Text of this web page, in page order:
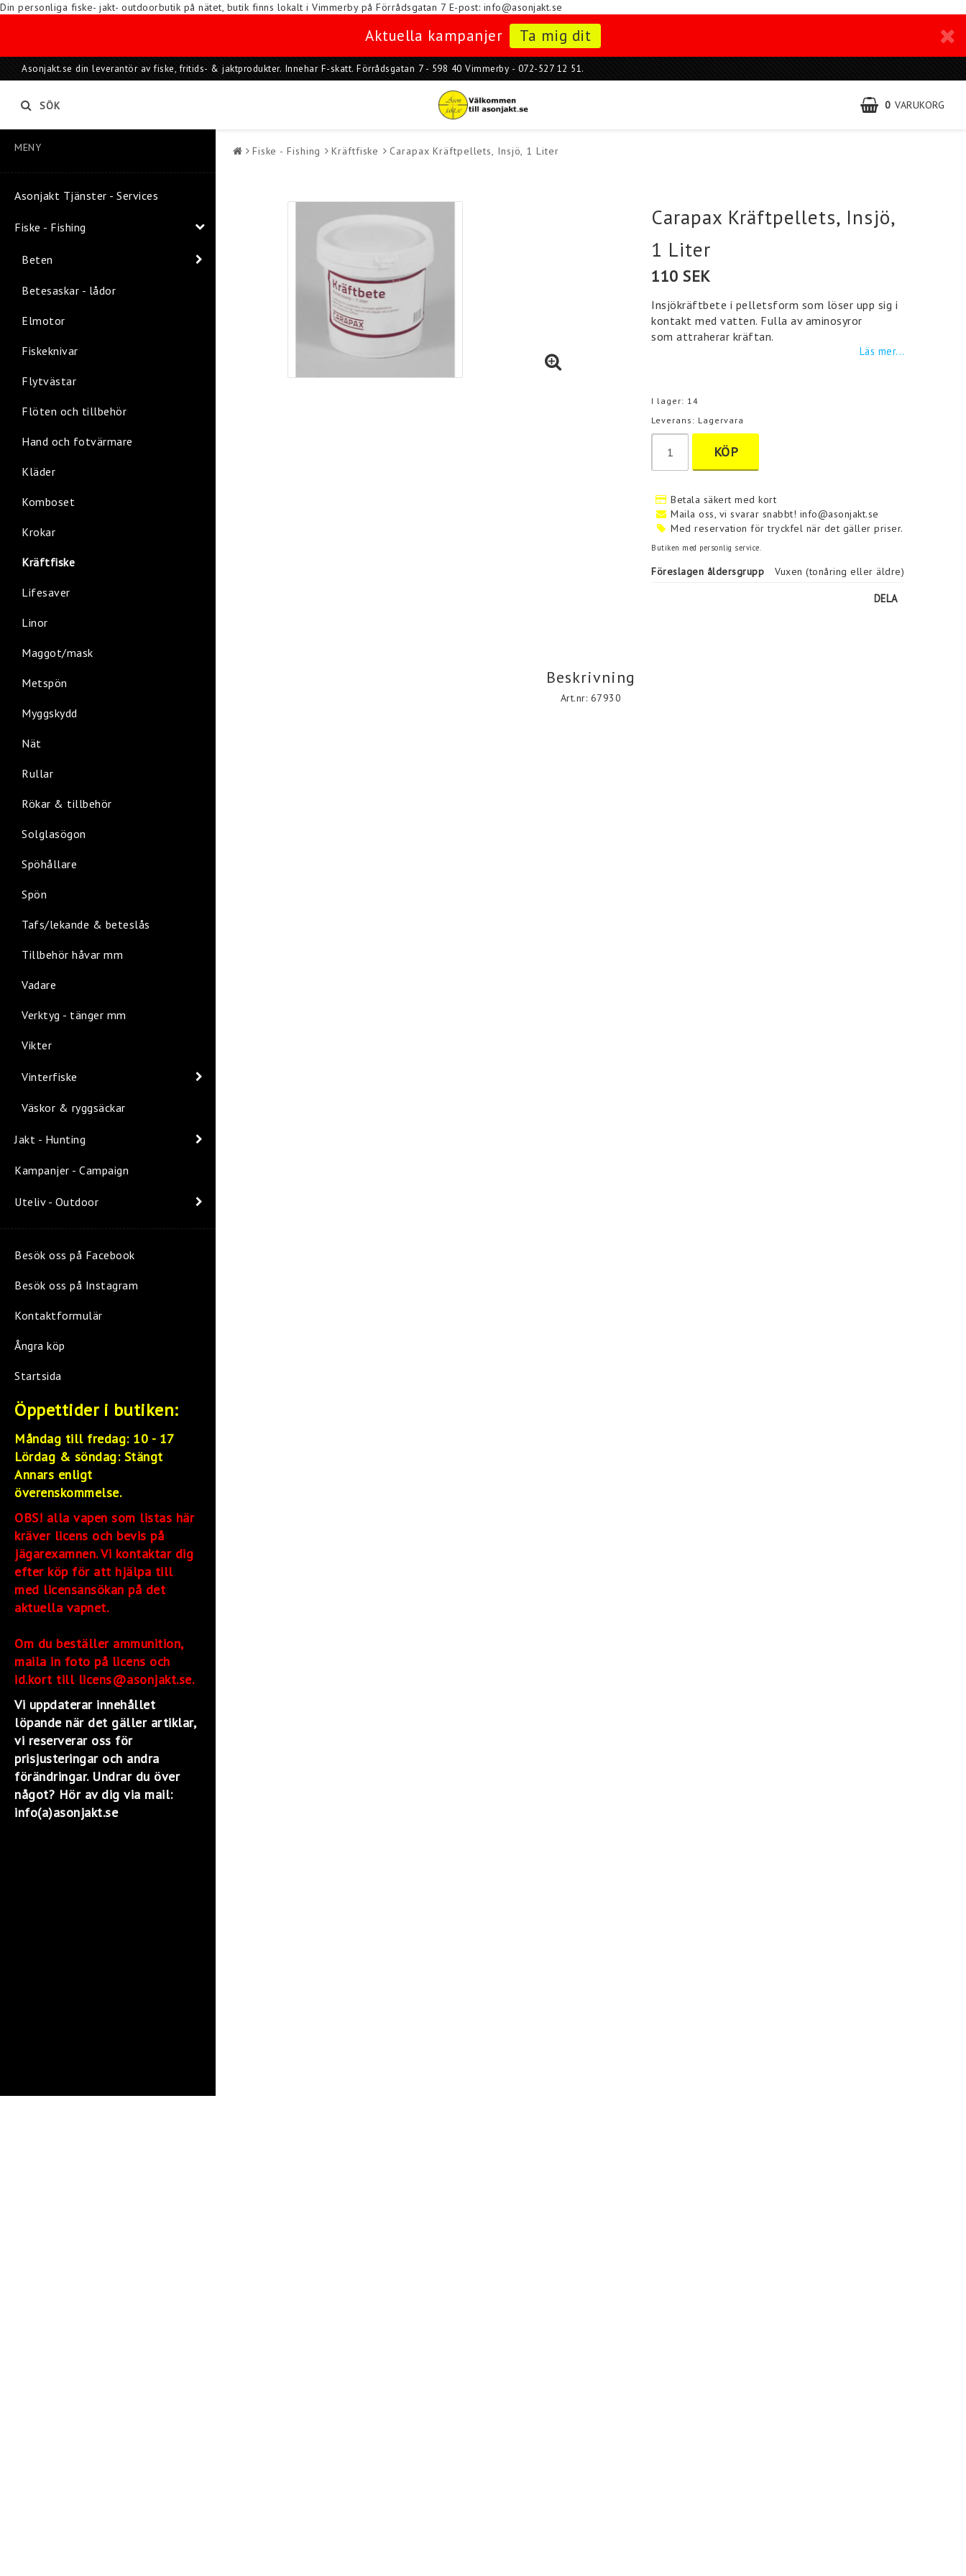
Din personliga fiske- jakt- outdoorbutik på nätet, butik finns lokalt i Vimmerby på Förrådsgatan 7 E-post: info@asonjakt.se
Aktuella kampanjer Ta mig dit
Asonjakt.se din leverantör av fiske, fritids- & jaktprodukter. Innehar F-skatt. Förrådsgatan 7 - 598 40 Vimmerby - 072-527 12 51.
0 VARUKORG
SÖK
MENY
Asonjakt Tjänster - Services
Fiske - Fishing
Beten
Betesaskar - lådor
Elmotor
Fiskeknivar
Flytvästar
Flöten och tillbehör
Hand och fotvärmare
Kläder
Komboset
Krokar
Kräftfiske
Lifesaver
Linor
Maggot/mask
Metspön
Myggskydd
Nät
Rullar
Rökar & tillbehör
Solglasögon
Spöhållare
Spön
Tafs/lekande & beteslås
Tillbehör håvar mm
Vadare
Verktyg - tänger mm
Vikter
Vinterfiske
Väskor & ryggsäckar
Jakt - Hunting
Kampanjer - Campaign
Uteliv - Outdoor
Besök oss på Facebook
Besök oss på Instagram
Kontaktformulär
Ångra köp
Startsida
Öppettider i butiken:
Måndag till fredag: 10 - 17
Lördag & söndag: Stängt
Annars enligt
överenskommelse.
OBS! alla vapen som listas här
kräver licens och bevis på
jägarexamnen. Vi kontaktar dig
efter köp för att hjälpa till
med licensansökan på det
aktuella vapnet.
Om du beställer ammunition,
maila in foto på licens och
id.kort till licens@asonjakt.se.
Vi uppdaterar innehållet
löpande när det gäller artiklar,
vi reserverar oss för
prisjusteringar och andra
förändringar. Undrar du över
något? Hör av dig via mail:
info(a)asonjakt.se
Fiske - Fishing Kräftfiske Carapax Kräftpellets, Insjö, 1 Liter
Carapax Kräftpellets, Insjö,
1 Liter
110 SEK
Insjökräftbete i pelletsform som löser upp sig i
kontakt med vatten. Fulla av aminosyror
som attraherar kräftan.
Läs mer...
I lager: 14
Leverans: Lagervara
KÖP
Betala säkert med kort
Maila oss, vi svarar snabbt! info@asonjakt.se
Med reservation för tryckfel när det gäller priser.
Butiken med personlig service.
Föreslagen åldersgrupp Vuxen (tonåring eller äldre)
DELA
Beskrivning
Art.nr: 67930